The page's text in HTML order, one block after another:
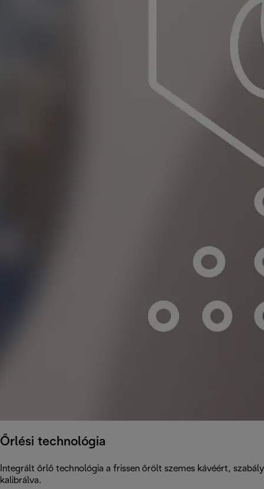
Őrlési technológia
Integrált őrlő technológia a frissen őrölt szemes kávéért,
kalibrálva.